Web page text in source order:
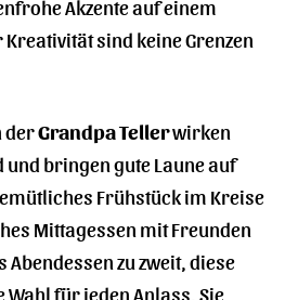
Akzente auf einem
sind keine Grenzen
derGrandpa Tellerwirken
bringen gute Laune auf
Frühstück im Kreise
Mittagessen mit Freunden
zu zweit, diese
für jeden Anlass. Sie